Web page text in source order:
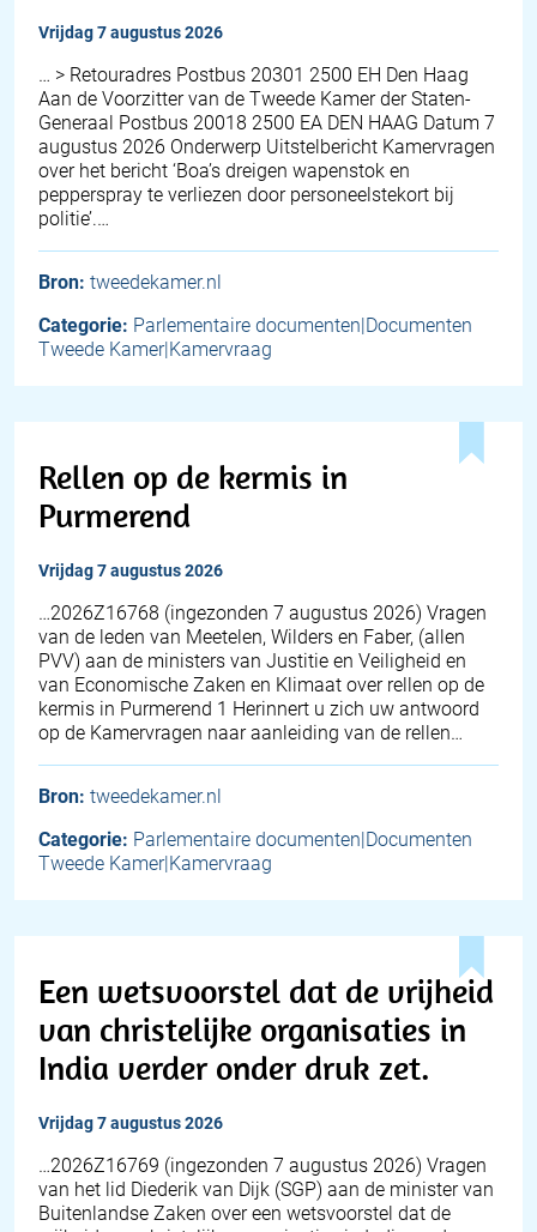
vrijdag 7 augustus 2026
… > Retouradres Postbus 20301 2500 EH Den Haag
Aan de Voorzitter van de Tweede Kamer der Staten-
Generaal Postbus 20018 2500 EA DEN HAAG Datum 7
augustus 2026 Onderwerp Uitstelbericht Kamervragen
over het bericht ‘Boa’s dreigen wapenstok en
pepperspray te verliezen door personeelstekort bij
politie’.…
Bron: tweedekamer.nl
Categorie: Parlementaire documenten|Documenten
Tweede Kamer|Kamervraag
Rellen op de kermis in
Purmerend
vrijdag 7 augustus 2026
… 2026Z16768 (ingezonden 7 augustus 2026) Vragen
van de leden van Meetelen, Wilders en Faber, (allen
PVV) aan de ministers van Justitie en Veiligheid en
van Economische Zaken en Klimaat over rellen op de
kermis in Purmerend 1 Herinnert u zich uw antwoord
op de Kamervragen naar aanleiding van de rellen…
Bron: tweedekamer.nl
Categorie: Parlementaire documenten|Documenten
Tweede Kamer|Kamervraag
Een wetsvoorstel dat de vrijheid
van christelijke organisaties in
India verder onder druk zet.
vrijdag 7 augustus 2026
… 2026Z16769 (ingezonden 7 augustus 2026) Vragen
van het lid Diederik van Dijk (SGP) aan de minister van
Buitenlandse Zaken over een wetsvoorstel dat de